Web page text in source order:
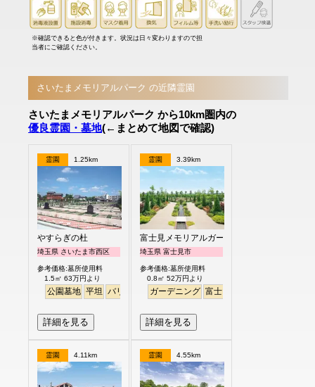
※確認できると色が付きます。状況は日々変わりますので担
当者にご確認ください。
さいたまメモリアルパーク の近隣霊園
さいたまメモリアルパーク から10km圏内の
優良霊園・墓地(←まとめて地図で確認)
霊園 1.25km
やすらぎの杜
埼玉県 さいたま市西区
参考価格:墓所使用料
1.5㎡ 63万円より
公園墓地 平坦 バリアフリー 明るい
詳細を見る
霊園 3.39km
富士見メモリアルガーデン
埼玉県 富士見市
参考価格:墓所使用料
0.8㎡ 52万円より
ガーデニング 富士山
詳細を見る
霊園 4.11km 霊園 4.55km